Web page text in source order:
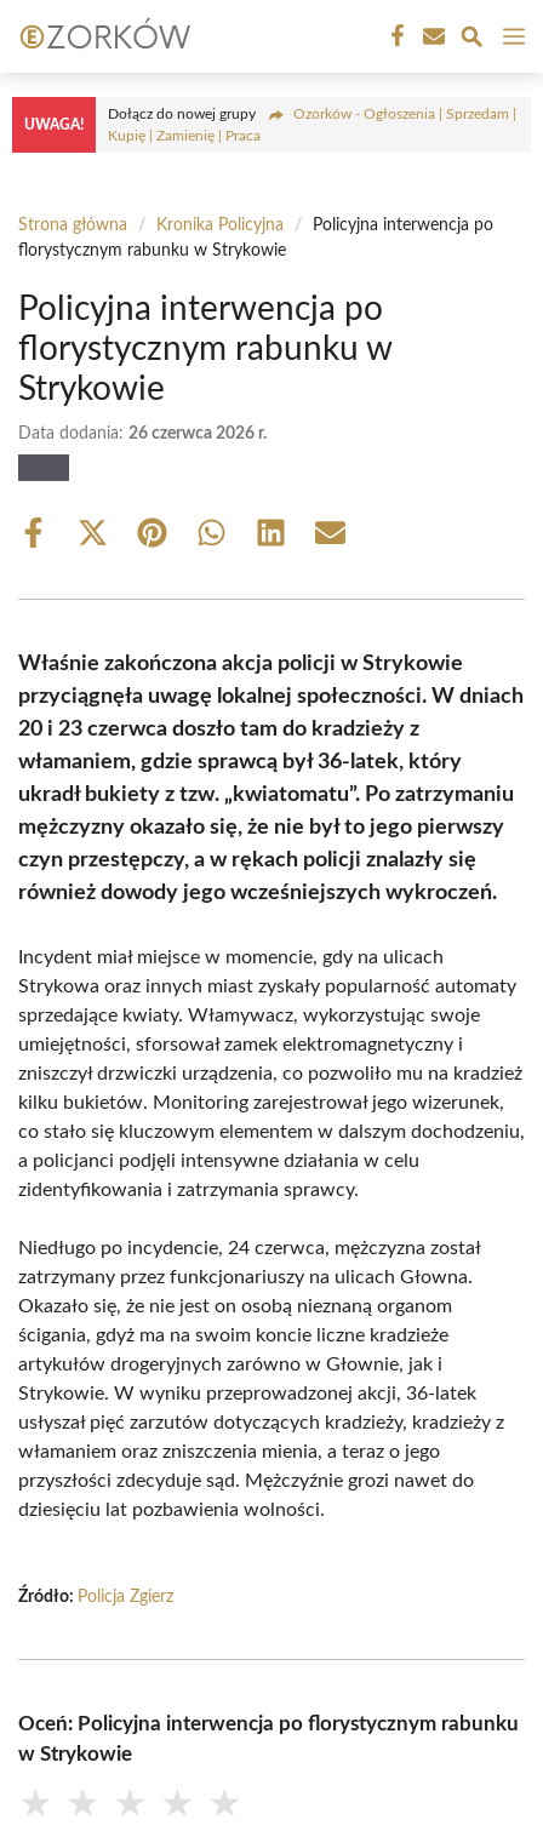
do
treści
UWAGA!
Dołącz do nowej grupy
Ozorków - Ogłoszenia | Sprzedam |
Kupię | Zamienię | Praca
Strona główna / Kronika Policyjna /
Policyjna interwencja po
florystycznym rabunku w Strykowie
Policyjna interwencja po
florystycznym rabunku w
Strykowie
Data dodania: 26 czerwca 2026 r.
Share
Share
(Twitter)
Share Share Share Share
Właśnie zakończona akcja policji w Strykowie
przyciągnęła uwagę lokalnej społeczności. W dniach
20 i 23 czerwca doszło tam do kradzieży z
włamaniem, gdzie sprawcą był 36-latek, który
ukradł bukiety z tzw. „kwiatomatu”. Po zatrzymaniu
mężczyzny okazało się, że nie był to jego pierwszy
czyn przestępczy, a w rękach policji znalazły się
również dowody jego wcześniejszych wykroczeń.
Incydent miał miejsce w momencie, gdy na ulicach
Strykowa oraz innych miast zyskały popularność automaty
sprzedające kwiaty. Włamywacz, wykorzystując swoje
umiejętności, sforsował zamek elektromagnetyczny i
zniszczył drzwiczki urządzenia, co pozwoliło mu na kradzież
kilku bukietów. Monitoring zarejestrował jego wizerunek,
co stało się kluczowym elementem w dalszym dochodzeniu,
a policjanci podjęli intensywne działania w celu
zidentyfikowania i zatrzymania sprawcy.
Niedługo po incydencie, 24 czerwca, mężczyzna został
zatrzymany przez funkcjonariuszy na ulicach Głowna.
Okazało się, że nie jest on osobą nieznaną organom
ścigania, gdyż ma na swoim koncie liczne kradzieże
artykułów drogeryjnych zarówno w Głownie, jak i
Strykowie. W wyniku przeprowadzonej akcji, 36-latek
usłyszał pięć zarzutów dotyczących kradzieży, kradzieży z
włamaniem oraz zniszczenia mienia, a teraz o jego
przyszłości zdecyduje sąd. Mężczyźnie grozi nawet do
dziesięciu lat pozbawienia wolności.
Źródło: Policja Zgierz
Oceń: Policyjna interwencja po florystycznym rabunku
w Strykowie
★ ★ ★ ★ ★